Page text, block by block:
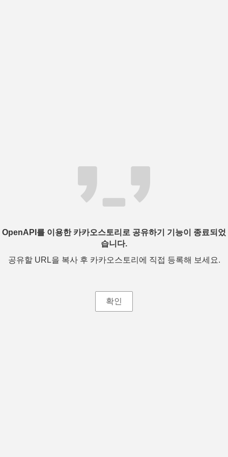
OpenAPI를 이용한 카카오스토리로 공유하기 기능이 종료되었
습니다.
공유할 URL을 복사 후 카카오스토리에 직접 등록해 보세요.
확인